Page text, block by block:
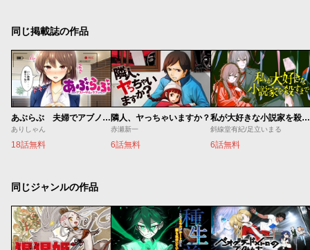
同じ掲載誌の作品
あぶらぶ 夫婦でアブノーマルなラブしませんか？
ありしゃん
18話無料
隣人、ヤっちゃいますか？
赤瀬新一
6話無料
私が大好きな小説家を殺すまで
斜線堂有紀/足立いまる
6話無料
同じジャンルの作品